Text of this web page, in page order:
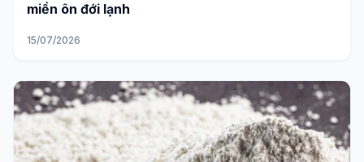
miền ôn đới lạnh
15/07/2026